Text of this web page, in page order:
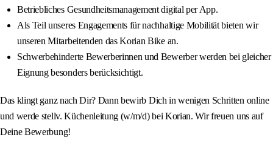
Betriebliches Gesundheitsmanagement digital per App.
Als Teil unseres Engagements für nachhaltige Mobilität bieten wir
unseren Mitarbeitenden das Korian Bike an.
Schwerbehinderte Bewerberinnen und Bewerber werden bei gleicher
Eignung besonders berücksichtigt.
Das klingt ganz nach Dir? Dann bewirb Dich in wenigen Schritten online
und werde stellv. Küchenleitung (w/m/d) bei Korian. Wir freuen uns auf
Deine Bewerbung!